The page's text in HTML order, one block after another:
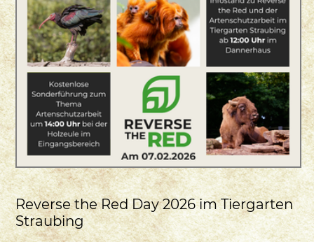
Reverse the Red Day 2026 im Tiergarten
Straubing